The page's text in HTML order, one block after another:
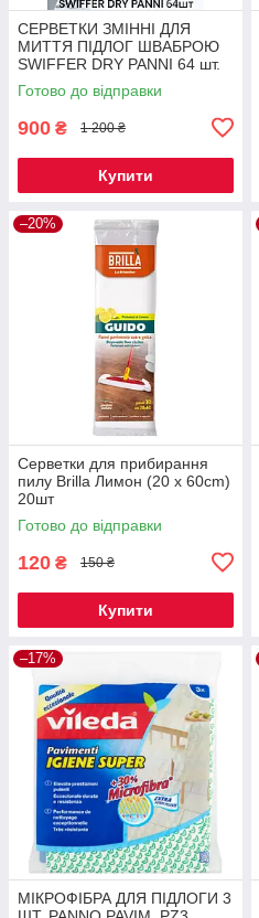
СЕРВЕТКИ ЗМІННІ ДЛЯ
МИТТЯ ПІДЛОГ ШВАБРОЮ
SWIFFER DRY PANNI 64 шт.
Готово до відправки
900 ₴ 1 200 ₴
Купити
–20%
Серветки для прибирання
пилу Brilla Лимон (20 x 60cm)
20шт
Готово до відправки
120 ₴ 150 ₴
Купити
–17%
МІКРОФІБРА ДЛЯ ПІДЛОГИ 3